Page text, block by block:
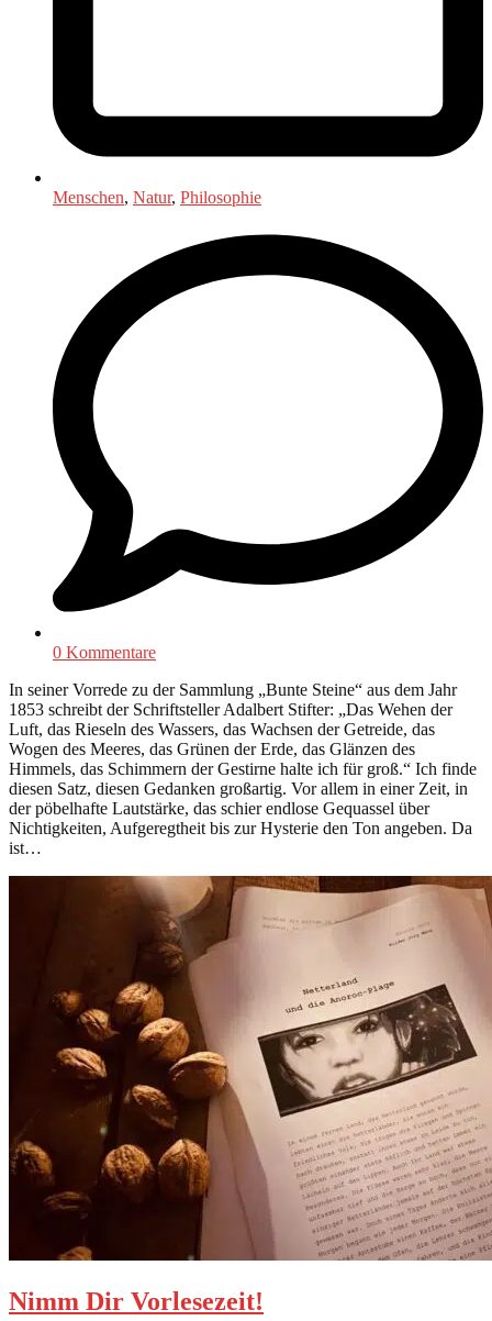
Menschen, Natur, Philosophie
0 Kommentare
In seiner Vorrede zu der Sammlung „Bunte Steine“ aus dem Jahr
1853 schreibt der Schriftsteller Adalbert Stifter: „Das Wehen der
Luft, das Rieseln des Wassers, das Wachsen der Getreide, das
Wogen des Meeres, das Grünen der Erde, das Glänzen des
Himmels, das Schimmern der Gestirne halte ich für groß.“ Ich finde
diesen Satz, diesen Gedanken großartig. Vor allem in einer Zeit, in
der pöbelhafte Lautstärke, das schier endlose Gequassel über
Nichtigkeiten, Aufgeregtheit bis zur Hysterie den Ton angeben. Da
ist…
Nimm Dir Vorlesezeit!